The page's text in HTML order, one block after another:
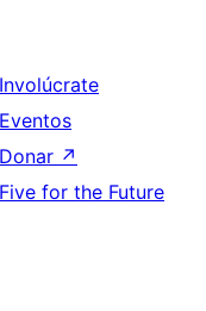
Involúcrate
Eventos
Donar ↗
Five for the Future